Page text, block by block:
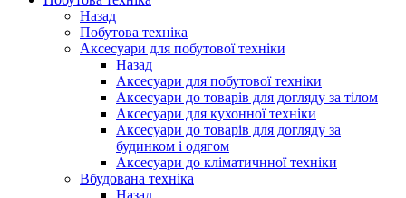
Назад
Побутова техніка
Аксесуари для побутової техніки
Назад
Аксесуари для побутової техніки
Аксесуари до товарів для догляду за тілом
Аксесуари для кухонної техніки
Аксесуари до товарів для догляду за
будинком і одягом
Аксесуари до кліматичнної техніки
Вбудована техніка
Назад